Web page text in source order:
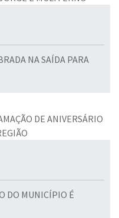
NA SAÍDA PARA
DO MUNICÍPIO É